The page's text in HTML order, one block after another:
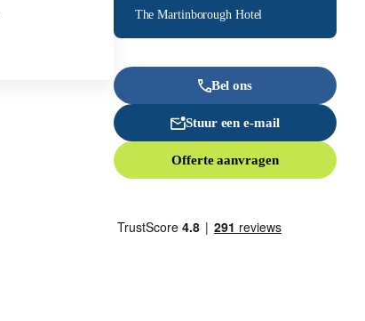
The Martinborough Hotel
Bel ons
Stuur een e-mail
Offerte aanvragen